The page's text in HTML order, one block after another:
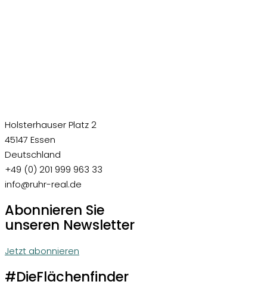
Holsterhauser Platz 2
45147 Essen
Deutschland
+49 (0) 201 999 963 33
info@ruhr-real.de
Abonnieren Sie
unseren Newsletter
Jetzt abonnieren
#DieFlächenfinder